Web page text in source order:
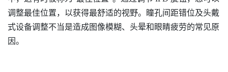
调整最佳位置，以获得最舒适的视野。瞳孔间距错位及头戴
式设备调整不当是造成图像模糊、头晕和眼睛疲劳的常见原
因。